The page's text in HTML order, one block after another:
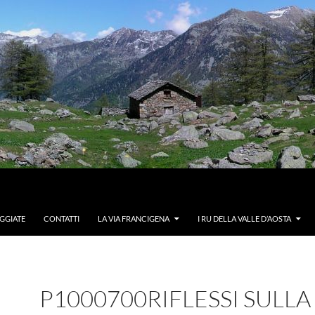
CONTATTI LA VIA FRANCIGENA I RU DELLA VALLE D’AOSTA
P1000700RIFLESSI SULLA